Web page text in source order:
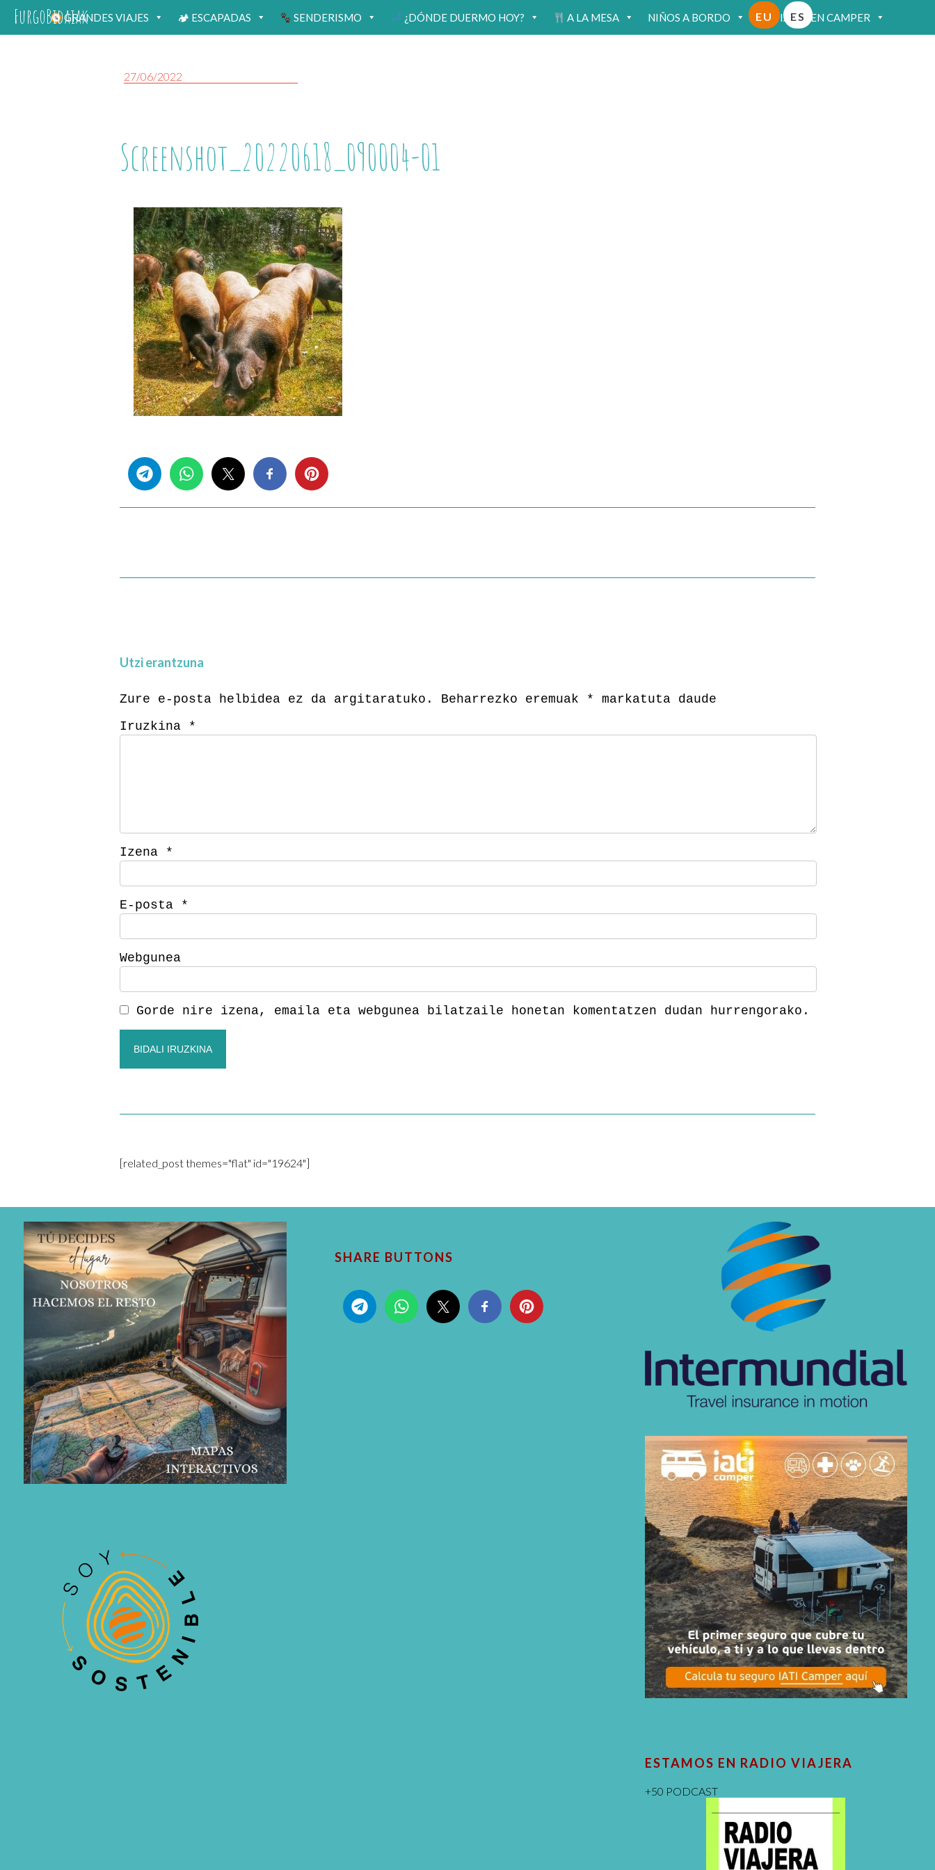
FurgoBidaiakGRANDES VIAJES 🏕 ESCAPADAS SENDERISMO ¿DÓNDE DUERMO HOY? A LA MESA NIÑOS A BORDO VIAJAR EN CAMPER
EU ES
27/06/2022
Screenshot_20220618_090004-01
Utzi erantzuna
Zure e-posta helbidea ez da argitaratuko. Beharrezko eremuak * markatuta daude
Iruzkina *
Izena *
E-posta *
Webgunea
Gorde nire izena, emaila eta webgunea bilatzaile honetan komentatzen dudan hurrengorako.
[related_post themes="flat" id="19624"]
SHARE BUTTONS
ESTAMOS EN RADIO VIAJERA
+50 PODCAST